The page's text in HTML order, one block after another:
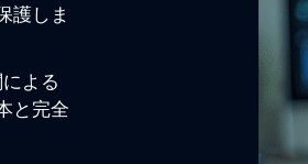
護しま
よる
と完全